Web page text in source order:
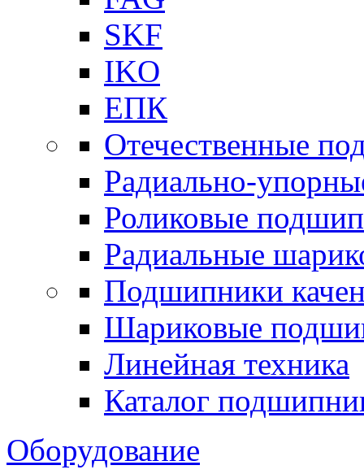
SKF
IKO
ЕПК
Отечественные
Радиально-
Роликовые
Радиальные
Подшипники
Шариковые
Линейная техника
Каталог
Оборудование